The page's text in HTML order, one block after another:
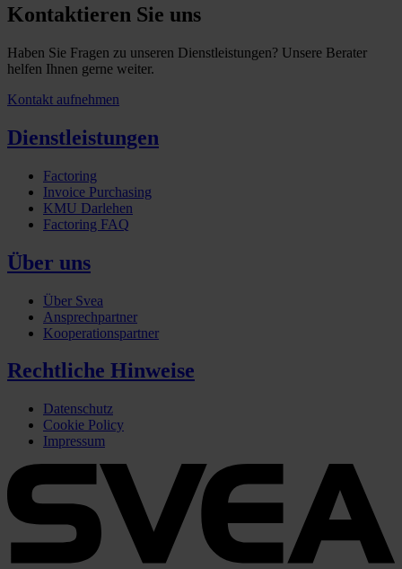
Kontaktieren Sie uns
Haben Sie Fragen zu unseren Dienstleistungen? Unsere Berater
helfen Ihnen gerne weiter.
Kontakt aufnehmen
Dienstleistungen
Factoring
Invoice Purchasing
KMU Darlehen
Factoring FAQ
Über uns
Über Svea
Ansprechpartner
Kooperationspartner
Rechtliche Hinweise
Datenschutz
Cookie Policy
Impressum